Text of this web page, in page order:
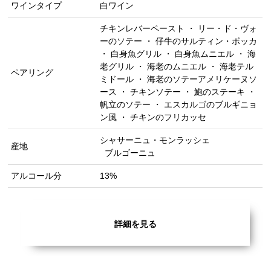
ワインタイプ 白ワイン
ペアリング
チキンレバーペースト ・ リー・ド・ヴォ
ーのソテー ・ 仔牛のサルティン・ボッカ
・ 白身魚グリル ・ 白身魚ムニエル ・ 海
老グリル ・ 海老のムニエル ・ 海老テル
ミドール ・ 海老のソテーアメリケーヌソ
ース ・ チキンソテー ・ 鮑のステーキ ・
帆立のソテー ・ エスカルゴのブルギニョ
ン風 ・ チキンのフリカッセ
産地
シャサーニュ・モンラッシェ
ブルゴーニュ
アルコール分 13%
詳細を見る